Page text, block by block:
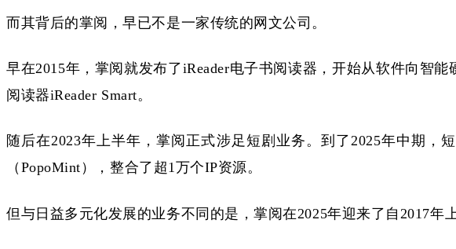
而其背后的掌阅，早已不是一家传统的网文公司。
早在2015年，掌阅就发布了iReader电子书阅读器，开始从软件向智
阅读器iReader Smart。
随后在2023年上半年，掌阅正式涉足短剧业务。到了2025年中期
（PopoMint），整合了超1万个IP资源。
但与日益多元化发展的业务不同的是，掌阅在2025年迎来了自2017年